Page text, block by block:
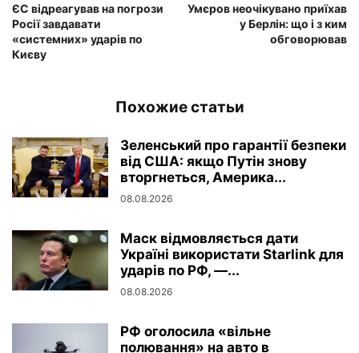
ЄС відреагував на погрози
Росії завдавати
«системних» ударів по
Києву
Умєров неочікувано приїхав
у Берлін: що і з ким
обговорював
Похожие статьи
Зеленський про гарантії безпеки
від США: якщо Путін знову
вторгнеться, Америка...
08.08.2026
Маск відмовляється дати
Україні використати Starlink для
ударів по РФ, —...
08.08.2026
РФ оголосила «вільне
полювання» на авто в